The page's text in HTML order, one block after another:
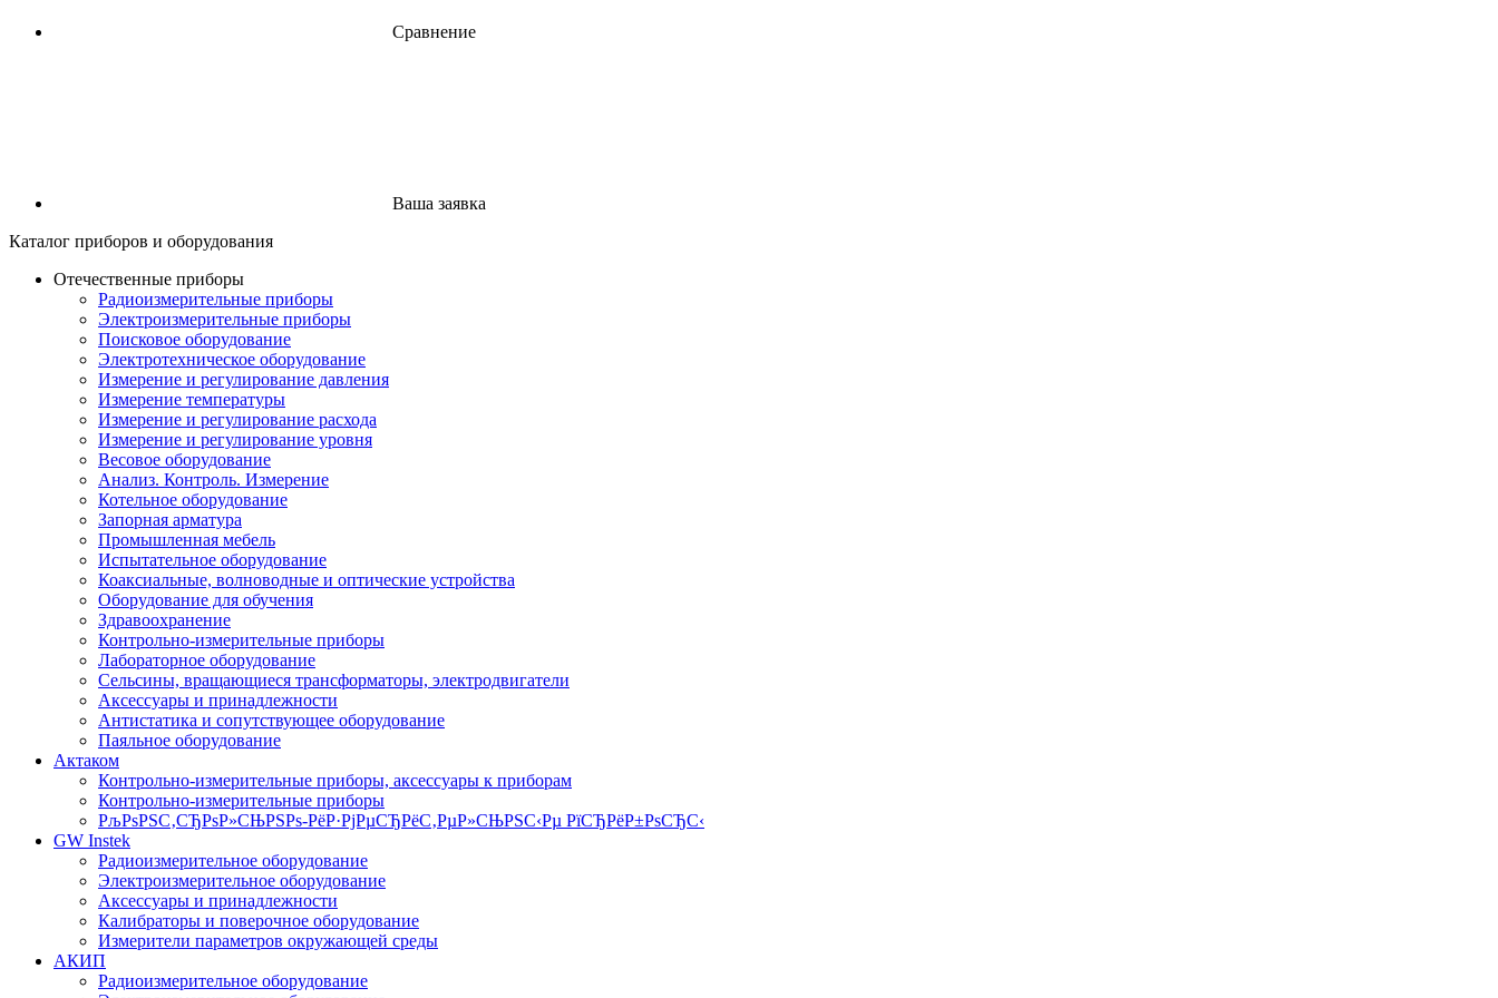
Сравнение
Ваша заявка
Каталог приборов и оборудования
Отечественные приборы
Радиоизмерительные приборы
Электроизмерительные приборы
Поисковое оборудование
Электротехническое оборудование
Измерение и регулирование давления
Измерение температуры
Измерение и регулирование расхода
Измерение и регулирование уровня
Весовое оборудование
Анализ. Контроль. Измерение
Котельное оборудование
Запорная арматура
Промышленная мебель
Испытательное оборудование
Коаксиальные, волноводные и оптические устройства
Оборудование для обучения
Здравоохранение
Контрольно-измерительные приборы
Лабораторное оборудование
Сельсины, вращающиеся трансформаторы, электродвигатели
Аксессуары и принадлежности
Антистатика и сопутствующее оборудование
Паяльное оборудование
Актаком
Контрольно-измерительные приборы, аксессуары к приборам
Контрольно-измерительные приборы
РљРѕРЅС‚СЂРѕР»СЊРЅРѕ-РёР·РјРµСЂРёС‚РµР»СЊРЅС‹Рµ РїСЂРёР±РѕСЂС‹
GW Instek
Радиоизмерительное оборудование
Электроизмерительное оборудование
Аксессуары и принадлежности
Калибраторы и поверочное оборудование
Измерители параметров окружающей среды
АКИП
Радиоизмерительное оборудование